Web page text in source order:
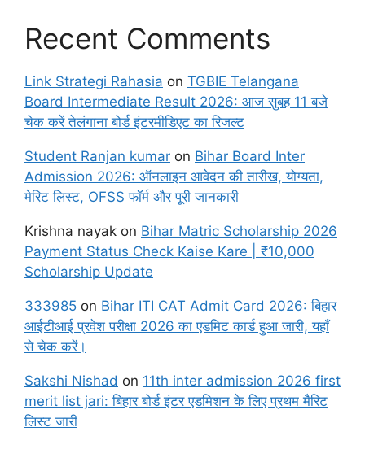
Recent Comments
Link Strategi Rahasia on TGBIE Telangana
Board Intermediate Result 2026: आज सुबह 11 बजे
चेक करें तेलंगाना बोर्ड इंटरमीडिएट का रिजल्ट
Student Ranjan kumar on Bihar Board Inter
Admission 2026: ऑनलाइन आवेदन की तारीख, योग्यता,
मेरिट लिस्ट, OFSS फॉर्म और पूरी जानकारी
Krishna nayak on Bihar Matric Scholarship 2026
Payment Status Check Kaise Kare | ₹10,000
Scholarship Update
333985 on Bihar ITI CAT Admit Card 2026: बिहार
आईटीआई प्रवेश परीक्षा 2026 का एडमिट कार्ड हुआ जारी, यहाँ
से चेक करें।
Sakshi Nishad on 11th inter admission 2026 first
merit list jari: बिहार बोर्ड इंटर एडमिशन के लिए प्रथम मैरिट
लिस्ट जारी